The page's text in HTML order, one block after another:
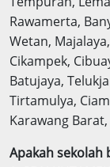
Rawamerta,
Wetan,
Cikampek,
Batujaya,
Tirtamulya,
Karawang
Apakah sekolah